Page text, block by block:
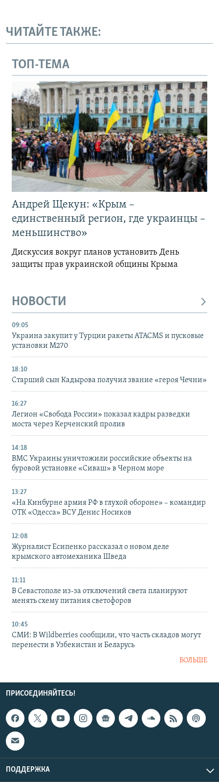
ЧИТАЙТЕ ТАКЖЕ:
ТОП-ТЕМА
Андрей Щекун: «Крым –
единственный регион, где украинцы –
меньшинство»
Дискуссия вокруг планов установить День
защиты прав украинской общины Крыма
НОВОСТИ
09:05
Украина закупит у Турции ракеты ATACMS и пусковые
установки M270
18:10
Старший сын Кадырова получил звание «героя Чечни»
16:27
Легион «Свобода России» показал кадры разведки
моста через Керченский пролив
14:18
ВМС Украины уничтожили российские объекты на
буровой установке «Сиваш» в Черном море
13:27
«На Кинбурне армия РФ в глухой обороне» – командир
ОТК «Одесса» ВСУ Денис Носиков
12:08
Журналист Есипенко рассказал о новом деле
крымского автомеханика Шведа
11:11
В Севастополе из-за отключений света планируют
менять схему питания светофоров
10:45
СМИ: В Wildberries сообщили, что часть складов могут
перенести в Узбекистан и Беларусь
БОЛЬШЕ
ПРИСОЕДИНЯЙТЕСЬ!
ПОДДЕРЖКА